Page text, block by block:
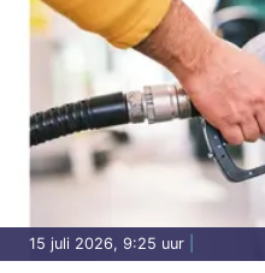
15 juli 2026, 9:25 uur